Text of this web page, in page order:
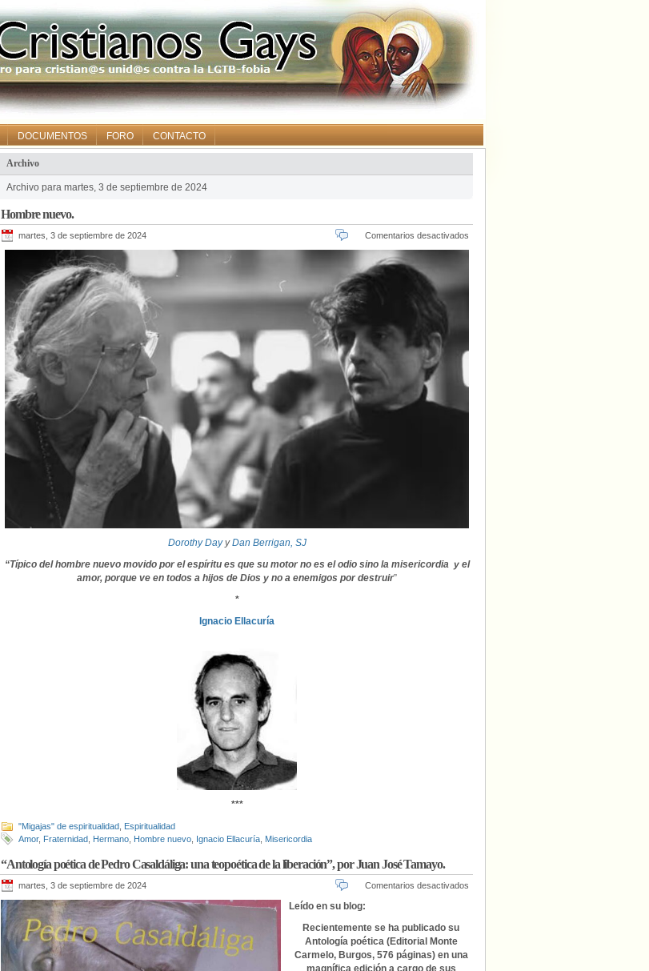
DOCUMENTOS FORO CONTACTO
Archivo
Archivo para martes, 3 de septiembre de 2024
Hombre nuevo.
martes, 3 de septiembre de 2024 Comentarios desactivados
Dorothy DayyDan Berrigan, SJ
“Típico del hombre nuevo movido por el espíritu es que su motor no es el odio sino la misericordia y el
amor, porque ve en todos a hijos de Dios y no a enemigos por destruir”
*
Ignacio Ellacuría
***
"Migajas" de espiritualidad Espiritualidad
Amor, Fraternidad Hermano Hombre nuevo Ignacio Ellacuría Misericordia
“Antología poética de Pedro Casaldáliga: una teopoética de la liberación”, por Juan José Tamayo.
martes, 3 de septiembre de 2024 Comentarios desactivados
Leído en su blog:
Recientemente se ha publicado su
Antología poética (Editorial Monte
Carmelo, Burgos, 576 páginas) en una
magnífica edición a cargo de sus